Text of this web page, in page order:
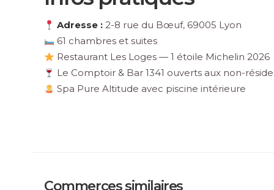
Adresse : 2-8 rue du Bœuf, 69005 Lyon
61 chambres et suites
Restaurant Les Loges — 1 étoile Michelin 2026
Le Comptoir & Bar 1341 ouverts aux non-
Spa Pure Altitude avec piscine intérieure
Commerces similaires